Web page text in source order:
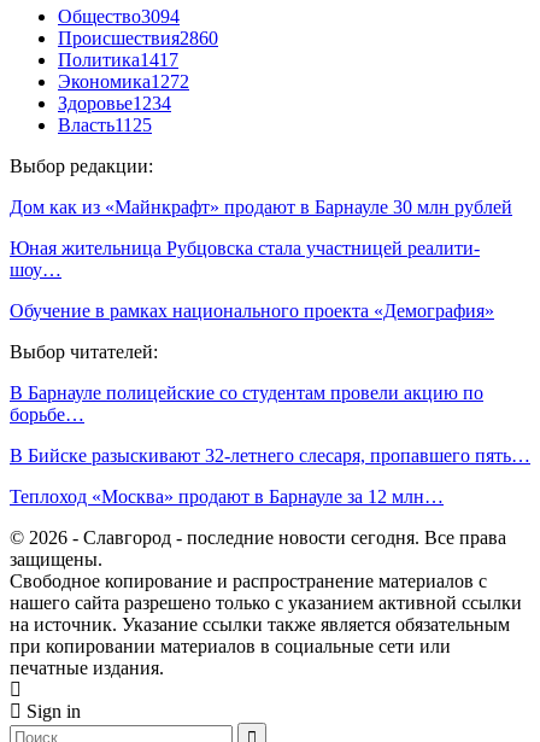
Общество3094
Происшествия2860
Политика1417
Экономика1272
Здоровье1234
Власть1125
Выбор редакции:
Дом как из «Майнкрафт» продают в Барнауле 30 млн рублей
Юная жительница Рубцовска стала участницей реалити-
шоу…
Обучение в рамках национального проекта «Демография»
Выбор читателей:
В Барнауле полицейские со студентам провели акцию по
борьбе…
В Бийске разыскивают 32-летнего слесаря, пропавшего пять…
Теплоход «Москва» продают в Барнауле за 12 млн…
© 2026 - Славгород - последние новости сегодня. Все права
защищены.
Свободное копирование и распространение материалов с
нашего сайта разрешено только с указанием активной ссылки
на источник. Указание ссылки также является обязательным
при копировании материалов в социальные сети или
печатные издания.
Sign in